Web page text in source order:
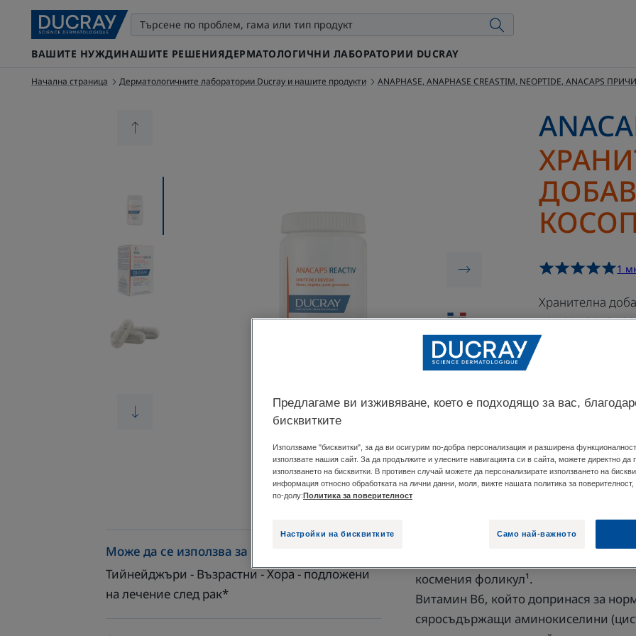
ВАШИТЕ НУЖДИНАШИТЕ РЕШЕНИЯДЕРМАТОЛОГИЧНИ ЛАБОРАТОРИИ DUCRAY
Начална страница Дерматологичните лаборатории Ducray и нашите продукти ANAPHASE, ANAPHASE CREASTIM, NEOPTIDE, ANACAPS
1
Хранителна
на нормална
Може да се
след лечение
Стимулира
Буркан Буркан
90
Може да се използва за
Тийнейджъри - Възрастни - Хора - подложени
на лечение след рак*
ANACAPS REACTIV Хранителна
благодарение на полския хвощ,
космения фоликул¹.
Витамин В6, който допринася за
сяросъдържащи аминокиселини
Предлагаме ви изживяване, което е подходящо за вас,
бисквитките
Използваме "бисквитки", за да ви осигурим по-добра персонализация и разширена
използвате нашия сайт. За да продължите и улесните навигацията си в сайта, можете директно да
използването на бисквитки. В противен случай можете да персонализирате използването на
информация относно обработката на лични данни, моля, вижте нашата политика за поверителност,
по-долу:Политика за поверителност
Настройки на бисквитките Само най-важното